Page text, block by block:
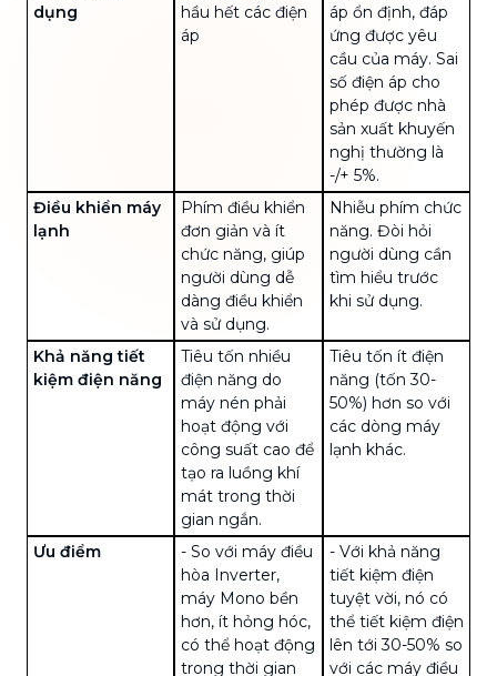
dụng
hầu hết các điện
áp
áp ổn định, đáp
ứng được yêu
cầu của máy. Sai
số điện áp cho
phép được nhà
sản xuất khuyến
nghị thường là
-/+ 5%.
Điều khiển máy
lạnh
Phím điều khiển
đơn giản và ít
chức năng, giúp
người dùng dễ
dàng điều khiển
và sử dụng.
Nhiễu phím chức
năng. Đòi hỏi
người dùng cần
tìm hiểu trước
khi sử dụng.
Khả năng tiết
kiệm điện năng
Tiêu tốn nhiều
điện năng do
máy nén phải
hoạt động với
công suất cao để
tạo ra luồng khí
mát trong thời
gian ngắn.
Tiêu tốn ít điện
năng (tốn 30-
50%) hơn so với
các dòng máy
lạnh khác.
Ưu điểm
- So với máy điều
hòa Inverter,
máy Mono bền
hơn, ít hỏng hóc,
có thể hoạt động
trong thời gian
- Với khả năng
tiết kiệm điện
tuyệt vời, nó có
thể tiết kiệm điện
lên tới 30-50% so
với các máy điều